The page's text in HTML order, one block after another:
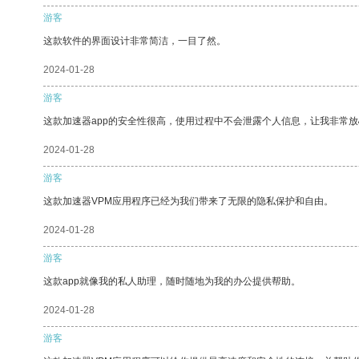
游客
这款软件的界面设计非常简洁，一目了然。
2024-01-28
游客
这款加速器app的安全性很高，使用过程中不会泄露个人信息，让我非常
2024-01-28
游客
这款加速器VPM应用程序已经为我们带来了无限的隐私保护和自由。
2024-01-28
游客
这款app就像我的私人助理，随时随地为我的办公提供帮助。
2024-01-28
游客